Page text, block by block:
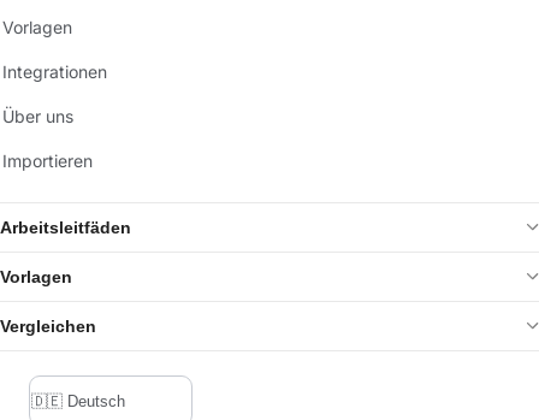
Vorlagen
Integrationen
Über uns
Importieren
Arbeitsleitfäden
Vorlagen
Vergleichen